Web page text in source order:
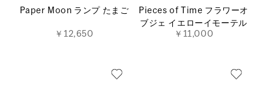
Paper Moon ランプ たまご
￥12,650
Pieces of Time フラワーオ
ブジェ イエローイモーテル
￥11,000